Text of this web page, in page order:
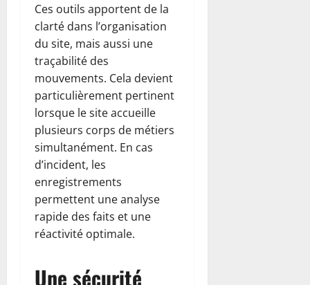
Ces outils apportent de la
clarté dans l’organisation
du site, mais aussi une
traçabilité des
mouvements. Cela devient
particulièrement pertinent
lorsque le site accueille
plusieurs corps de métiers
simultanément. En cas
d’incident, les
enregistrements
permettent une analyse
rapide des faits et une
réactivité optimale.
Une sécurité